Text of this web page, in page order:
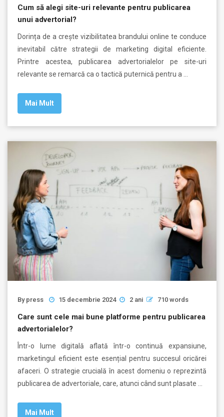
Cum să alegi site-uri relevante pentru publicarea
unui advertorial?
Dorința de a crește vizibilitatea brandului online te conduce
inevitabil către strategii de marketing digital eficiente.
Printre acestea, publicarea advertorialelor pe site-uri
relevante se remarcă ca o tactică puternică pentru a …
Mai Mult
By press 15 decembrie 2024 2 ani 710 words
Care sunt cele mai bune platforme pentru publicarea
advertorialelor?
Într-o lume digitală aflată într-o continuă expansiune,
marketingul eficient este esențial pentru succesul oricărei
afaceri. O strategie crucială în acest domeniu o reprezintă
publicarea de advertoriale, care, atunci când sunt plasate …
Mai Mult